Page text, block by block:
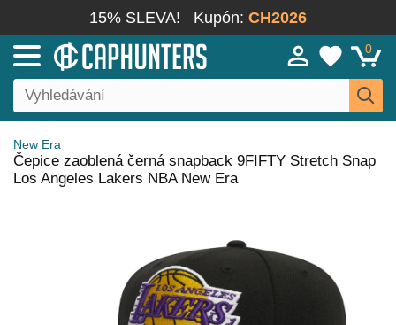
15% SLEVA! Kupón: CH2026
0
New Era
Čepice zaoblená černá snapback 9FIFTY Stretch Snap
Los Angeles Lakers NBA New Era